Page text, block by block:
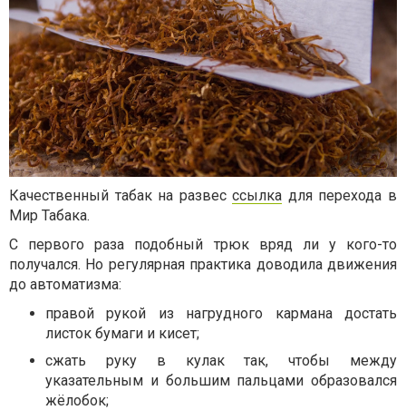
Качественный табак на развесссылка для перехода в
Мир Табака.
С первого раза подобный трюк вряд ли у кого-то
получался. Но регулярная практика доводила движения
до автоматизма:
правой рукой из нагрудного кармана достать
листок бумаги и кисет;
сжать руку в кулак так, чтобы между
указательным и большим пальцами образовался
жёлобок;